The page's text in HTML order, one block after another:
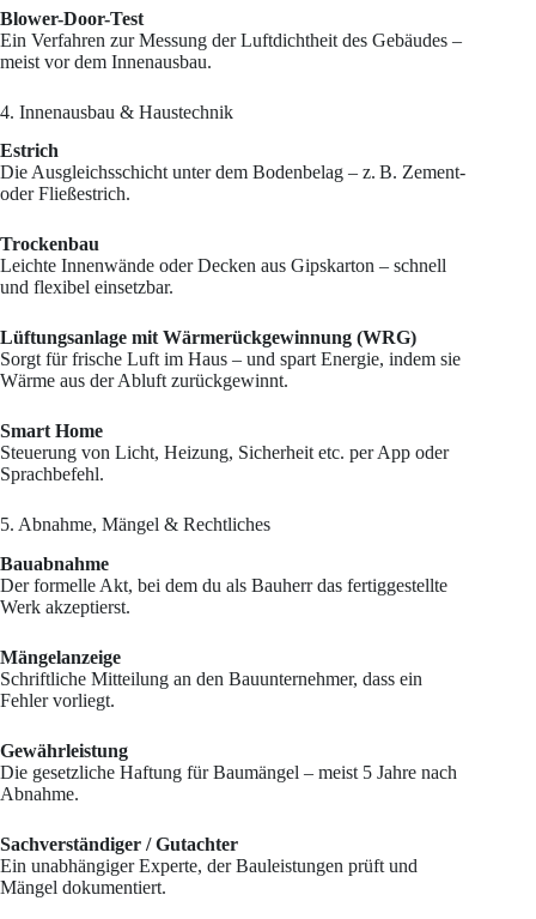
Blower-Door-Test
Ein Verfahren zur Messung der Luftdichtheit des Gebäudes –
meist vor dem Innenausbau.
4. Innenausbau & Haustechnik
Estrich
Die Ausgleichsschicht unter dem Bodenbelag – z. B. Zement-
oder Fließestrich.
Trockenbau
Leichte Innenwände oder Decken aus Gipskarton – schnell
und flexibel einsetzbar.
Lüftungsanlage mit Wärmerückgewinnung (WRG)
Sorgt für frische Luft im Haus – und spart Energie, indem sie
Wärme aus der Abluft zurückgewinnt.
Smart Home
Steuerung von Licht, Heizung, Sicherheit etc. per App oder
Sprachbefehl.
5. Abnahme, Mängel & Rechtliches
Bauabnahme
Der formelle Akt, bei dem du als Bauherr das fertiggestellte
Werk akzeptierst.
Mängelanzeige
Schriftliche Mitteilung an den Bauunternehmer, dass ein
Fehler vorliegt.
Gewährleistung
Die gesetzliche Haftung für Baumängel – meist 5 Jahre nach
Abnahme.
Sachverständiger / Gutachter
Ein unabhängiger Experte, der Bauleistungen prüft und
Mängel dokumentiert.